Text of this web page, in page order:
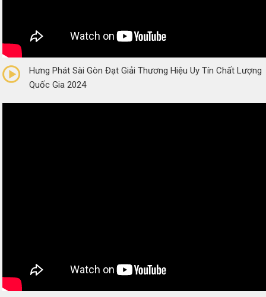
(0 Reviews)
Hưng Phát Sài Gòn Đạt Giải Thương Hiệu Uy Tín Chất Lượng
Quốc Gia 2024
(0 Reviews)